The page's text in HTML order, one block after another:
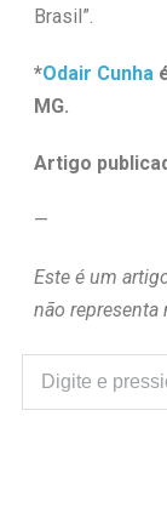
Brasil”.
*Odair Cunha
MG.
Artigo
—
Este é um
não representa